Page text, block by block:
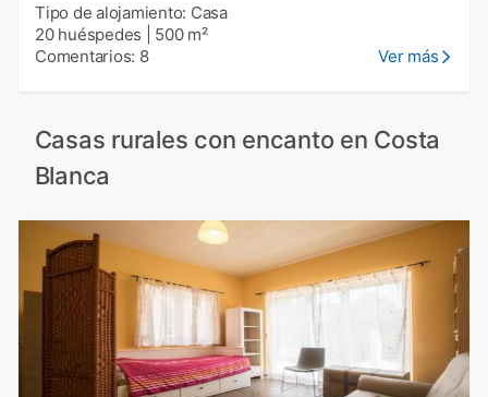
Tipo de alojamiento: Casa
20 huéspedes
500 m²
Comentarios: 8
Ver más
Casas rurales con encanto en Costa
Blanca